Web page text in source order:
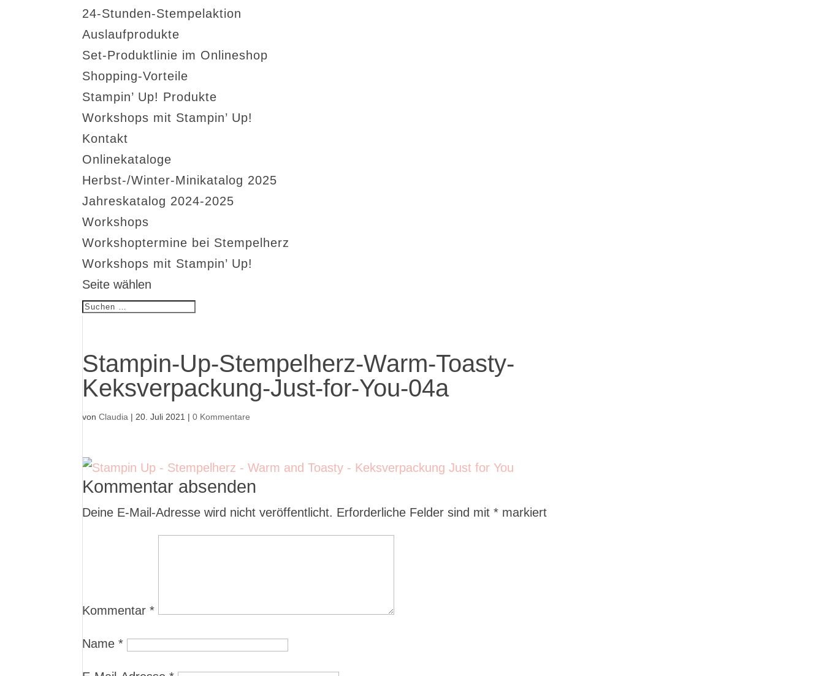
24-Stunden-Stempelaktion
Auslaufprodukte
Set-Produktlinie im Onlineshop
Shopping-Vorteile
Stampin’ Up! Produkte
Workshops mit Stampin’ Up!
Kontakt
Onlinekataloge
Herbst-/Winter-Minikatalog 2025
Jahreskatalog 2024-2025
Workshops
Workshoptermine bei Stempelherz
Workshops mit Stampin’ Up!
Seite wählen
Stampin-Up-Stempelherz-Warm-Toasty-
Keksverpackung-Just-for-You-04a
vonClaudia | 20. Juli 2021 |0 Kommentare
Kommentar absenden
Deine E-Mail-Adresse wird nicht veröffentlicht. Erforderliche Felder sind mit* markiert
Kommentar*
Name*